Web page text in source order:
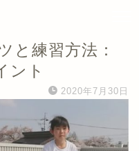
と練習方法：
ント
2020年7月30日